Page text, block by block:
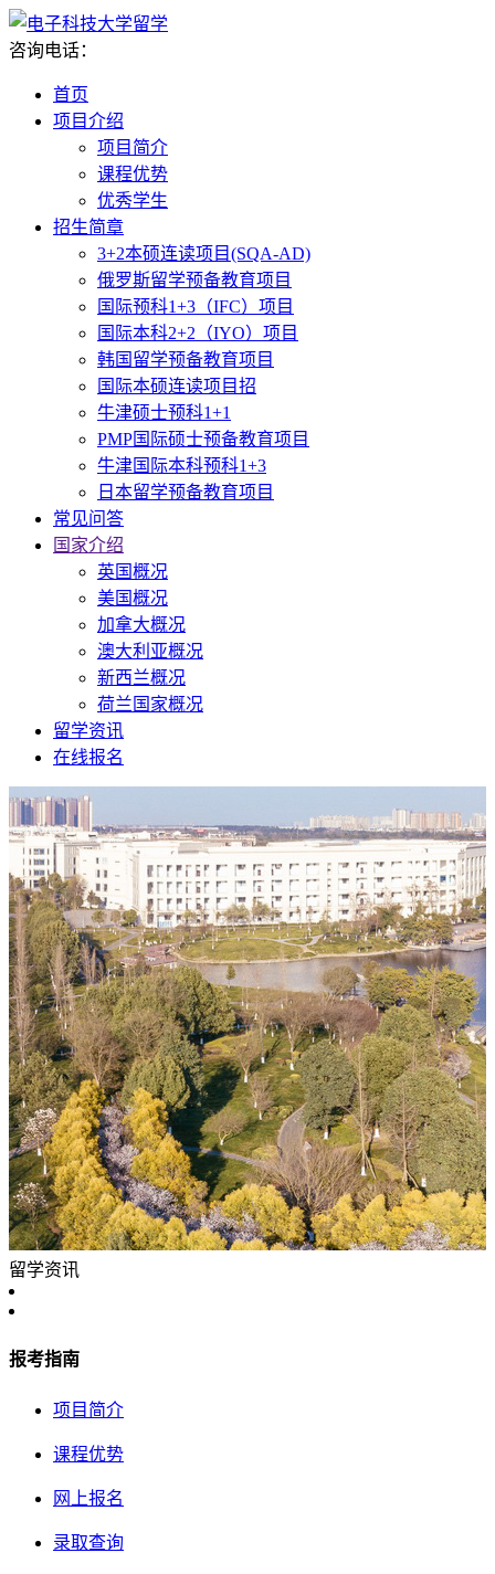
咨询电话：
首页
项目介绍
项目简介
课程优势
优秀学生
招生简章
3+2本硕连读项目(SQA-AD)
俄罗斯留学预备教育项目
国际预科1+3（IFC）项目
国际本科2+2（IYO）项目
韩国留学预备教育项目
国际本硕连读项目招
牛津硕士预科1+1
PMP国际硕士预备教育项目
牛津国际本科预科1+3
日本留学预备教育项目
常见问答
国家介绍
英国概况
美国概况
加拿大概况
澳大利亚概况
新西兰概况
荷兰国家概况
留学资讯
在线报名
留学资讯
报考指南
项目简介
课程优势
网上报名
录取查询